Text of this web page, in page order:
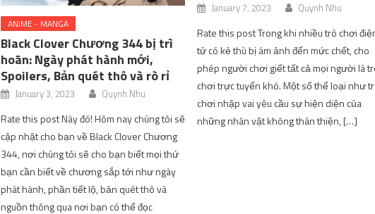
ANIME - MANGA
Black Clover Chương 344 bị trì
hoãn: Ngày phát hành mới,
Spoilers, Bản quét thô và rò rỉ
January 3, 2023 Quynh Nhu
Rate this post Này đó! Hôm nay chúng tôi sẽ
cập nhật cho bạn về Black Clover Chương
344, nơi chúng tôi sẽ cho bạn biết mọi thứ
bạn cần biết về chương sắp tới như ngày
phát hành, phần tiết lộ, bản quét thô và
nguồn thông qua nơi bạn có thể đọc
January 7, 2023 Quynh Nhu
Rate this post Trong khi nhiều trò chơi
tử có kẻ thù bị ám ảnh đến mức chết, cho
phép người chơi giết tất cả mọi người là
chơi trực tuyến khó. Một số thể loại như
chơi nhập vai yêu cầu sự hiện diện của
những nhân vật không thân thiện, […]